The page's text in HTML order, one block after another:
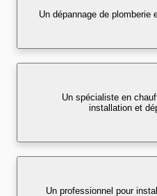
Un dépannage de plomberie
Un spécialiste en
installation et
Un professionnel pour